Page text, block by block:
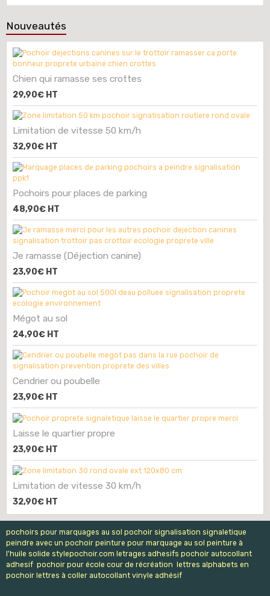
Nouveautés
Chien qui ramasse ses crottes
29,90€ HT
Limitation de vitesse 50 km/h
32,90€ HT
Pochoirs pour places de parking
48,90€ HT
Je ramasse (Déjection canine)
23,90€ HT
Mégot au sol
24,90€ HT
Cendrier ou poubelle
23,90€ HT
Laisse le quartier propre
23,90€ HT
Limitation de vitesse 30 km/h
32,90€ HT
pochoirs pour marquages au sol pochoir signalisation signaletique
peindre avec un pochoir peinture pour marquage au sol peinture à
l'huile solide stylepochoir.com letrages adhesifs pochoir autocollant
adhesif pochoir pour école cour de récréation lettres alphabets en
pochoir lettres à coller autocollant vinyle adhésif